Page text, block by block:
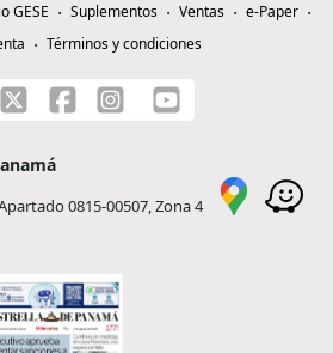
GESE Suplementos Ventas
e-Paper
Términos y condiciones
0815-00507, Zona 4